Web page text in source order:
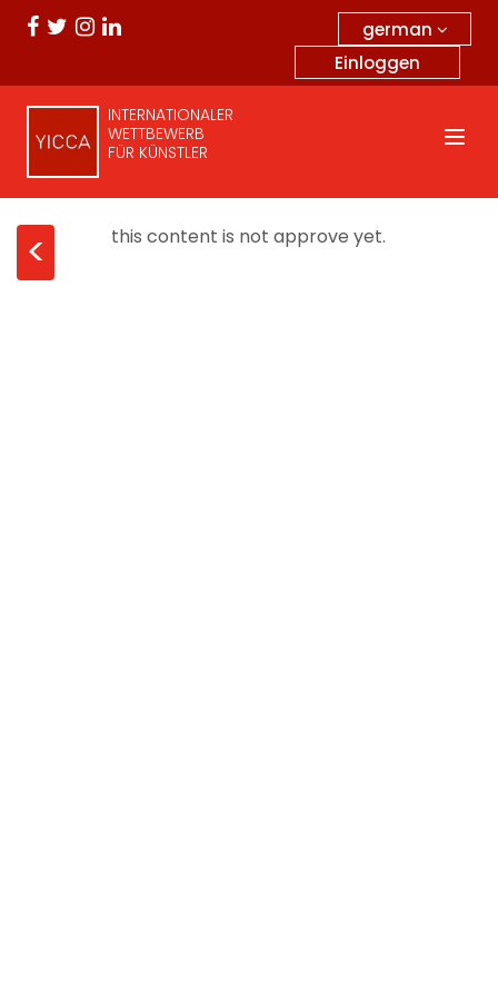
german
Einloggen
INTERNATIONALER
WETTBEWERB
FÜR KÜNSTLER
< this content is not approve yet.